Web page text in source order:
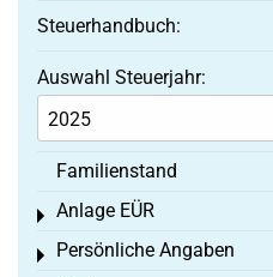
Steuerhandbuch:
Auswahl Steuerjahr:
Familienstand
Anlage EÜR
Toggle menu
Persönliche Angaben
Toggle menu